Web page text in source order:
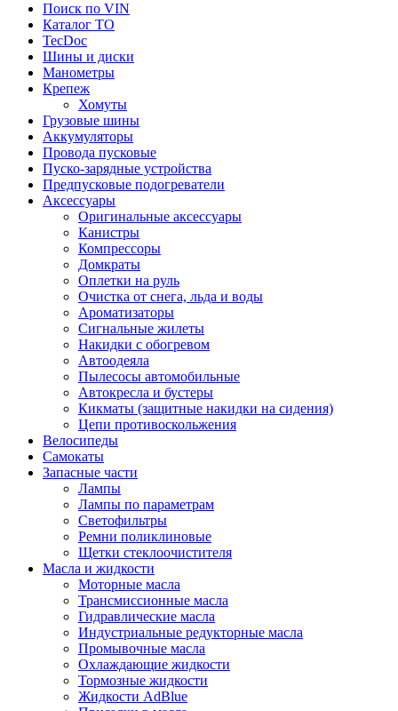
Поиск по VIN
Каталог ТО
TecDoc
Шины и диски
Манометры
Крепеж
Хомуты
Грузовые шины
Аккумуляторы
Провода пусковые
Пуско-зарядные устройства
Предпусковые подогреватели
Аксессуары
Оригинальные аксессуары
Канистры
Компрессоры
Домкраты
Оплетки на руль
Очистка от снега, льда и воды
Ароматизаторы
Сигнальные жилеты
Накидки с обогревом
Автоодеяла
Пылесосы автомобильные
Автокресла и бустеры
Кикматы (защитные накидки на сидения)
Цепи противоскольжения
Велосипеды
Самокаты
Запасные части
Лампы
Лампы по параметрам
Светофильтры
Ремни поликлиновые
Щетки стеклоочистителя
Масла и жидкости
Моторные масла
Трансмиссионные масла
Гидравлические масла
Индустриальные редукторные масла
Промывочные масла
Охлаждающие жидкости
Тормозные жидкости
Жидкости AdBlue